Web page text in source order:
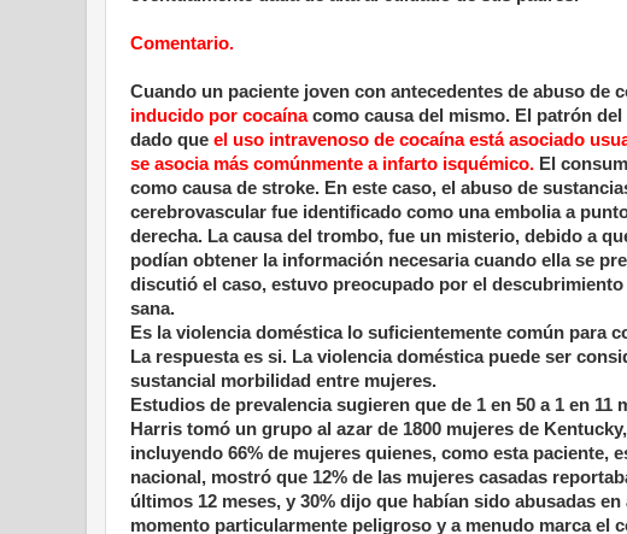
Comentario.
Cuando un paciente joven con antecedentes de abuso de
inducido por cocaínacomo causa del mismo. El patrón
dado que el uso intravenoso de cocaína está asociado
se asocia más comúnmente a infarto isquémico. El
como causa de stroke. En este caso, el abuso de
cerebrovascular fue identificado como una embolia a
derecha. La causa del trombo, fue un misterio, debido a
podían obtener la información necesaria cuando ella se
discutió el caso, estuvo preocupado por el
sana.
Es la violencia doméstica lo suficientemente común para
La respuesta es si. La violencia doméstica puede ser
sustancial morbilidad entre mujeres.
Estudios de prevalencia sugieren que de 1 en 50 a 1 en
Harris tomó un grupo al azar de 1800 mujeres de
incluyendo 66% de mujeres quienes, como esta paciente,
nacional, mostró que 12% de las mujeres casadas
últimos 12 meses, y 30% dijo que habían sido abusadas
momento particularmente peligroso y a menudo marca el